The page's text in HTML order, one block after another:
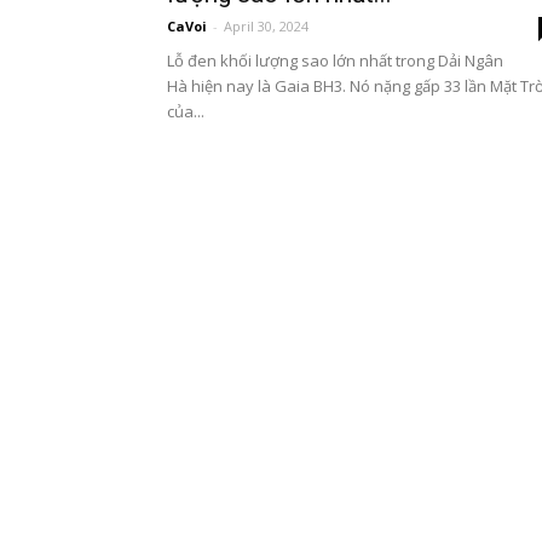
CaVoi - April 30, 2024
Lỗ đen khối lượng sao lớn nhất trong Dải Ngân
Hà hiện nay là Gaia BH3. Nó nặng gấp 33 lần Mặt
của...